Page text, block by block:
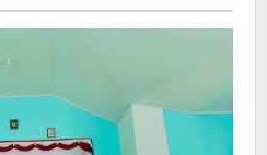
Gelar
Paduan
Pengurus